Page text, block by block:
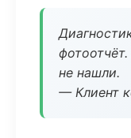
не нашли.
— Клиент